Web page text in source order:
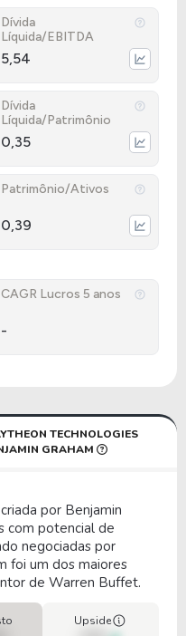
Dívida
Líquida/EBITDA
5,54
Dívida
Líquida/Patrimônio
0,35
Patrimônio/Ativos
0,39
CAGR Lucros 5 anos
-
TECHNOLOGIES
GRAHAM
por Benjamin
com potencial de
negociadas por
foi um dos maiores
de Warren Buffet.
Upside